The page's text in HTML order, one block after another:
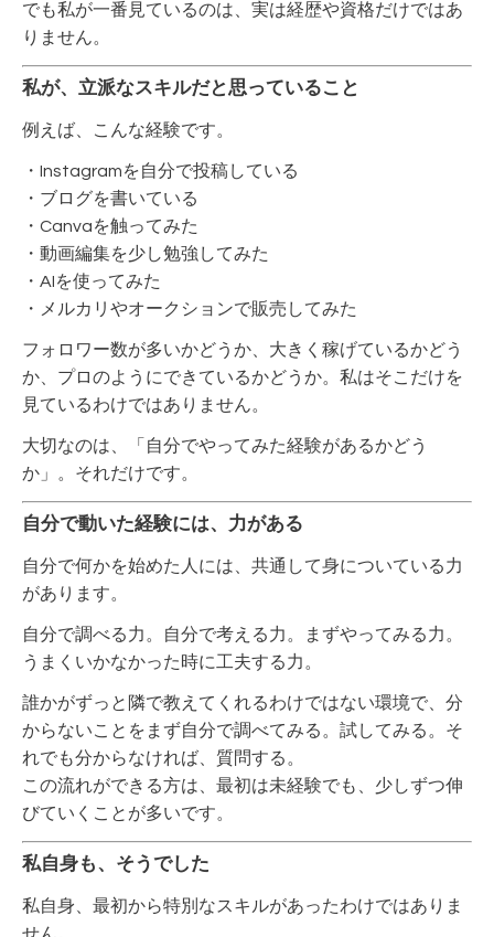
でも私が一番見ているのは、実は経歴や資格だけではあ
りません。
私が、立派なスキルだと思っていること
例えば、こんな経験です。
・Instagramを自分で投稿している
・ブログを書いている
・Canvaを触ってみた
・動画編集を少し勉強してみた
・AIを使ってみた
・メルカリやオークションで販売してみた
フォロワー数が多いかどうか、大きく稼げているかどう
か、プロのようにできているかどうか。私はそこだけを
見ているわけではありません。
大切なのは、「自分でやってみた経験があるかどう
か」。それだけです。
自分で動いた経験には、力がある
自分で何かを始めた人には、共通して身についている力
があります。
自分で調べる力。自分で考える力。まずやってみる力。
うまくいかなかった時に工夫する力。
誰かがずっと隣で教えてくれるわけではない環境で、分
からないことをまず自分で調べてみる。試してみる。そ
れでも分からなければ、質問する。
この流れができる方は、最初は未経験でも、少しずつ伸
びていくことが多いです。
私自身も、そうでした
私自身、最初から特別なスキルがあったわけではありま